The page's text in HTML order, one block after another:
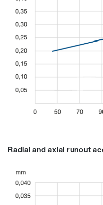
Radial and axial runout